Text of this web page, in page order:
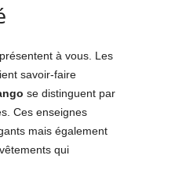
à vous. Les
savoir-faire
se distinguent par
Ces enseignes
mais également
qui